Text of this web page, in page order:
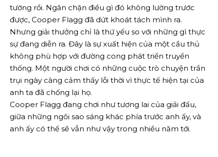
tường rồi. Ngăn chặn điều gì đó không lường trước
được, Cooper Flagg đã dứt khoát tách mình ra.
Nhưng giải thưởng chỉ là thứ yếu so với những gì thực
sự đang diễn ra. Đây là sự xuất hiện của một cầu thủ
không phù hợp với đường cong phát triển truyền
thống. Một người chơi có những cuộc trò chuyện trần
trụi ngày càng cảm thấy lỗi thời vì thực tế hiện tại của
anh ta đã chống lại họ.
Cooper Flagg đang chơi như tương lai của giải đấu,
giữa những ngôi sao sáng khác phía trước anh ấy, và
anh ấy có thể sẽ vẫn như vậy trong nhiều năm tới.